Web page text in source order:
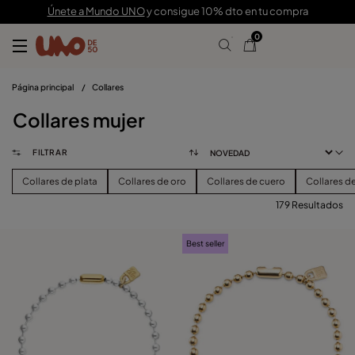
Únete a Mundo UNOy consigue 10% dto en tu compra
0
Página principal / Collares
Collares mujer
FILTRAR
Collares de plata Collares de oro Collares de cuero Collares
TALLA
Ver Productos ( 179)
Borrar Filtros
179 Resultados
Best seller